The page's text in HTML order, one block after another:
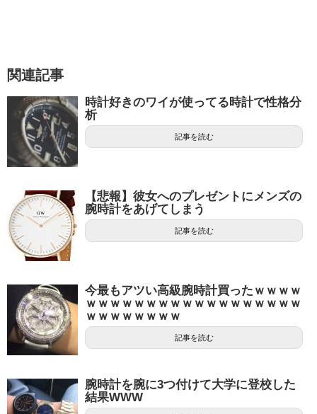
関連記事
時計好きのワイが使ってる時計で性格分
析
記事を読む
【悲報】彼女へのプレゼントにメンズの
腕時計をあげてしまう
記事を読む
今最もアツい高級腕時計買ったｗｗｗｗ
ｗｗｗｗｗｗｗｗｗｗｗｗｗｗｗｗｗｗ
ｗｗｗｗｗｗｗｗ
記事を読む
腕時計を腕に3つ付けて大学に登校した
結果WWW